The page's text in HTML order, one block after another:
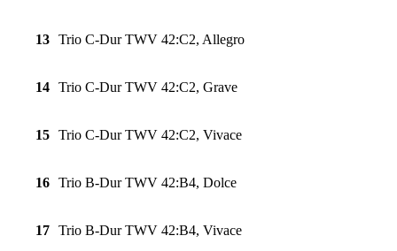
13 Trio C-Dur TWV 42:C2, Allegro
14 Trio C-Dur TWV 42:C2, Grave
15 Trio C-Dur TWV 42:C2, Vivace
16 Trio B-Dur TWV 42:B4, Dolce
17 Trio B-Dur TWV 42:B4, Vivace